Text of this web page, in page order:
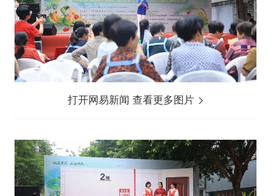
打开网易新闻 查看更多图片